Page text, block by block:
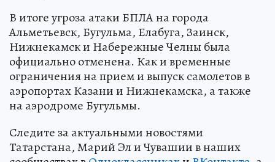
В итоге угроза атаки БПЛА на города
Альметьевск, Бугульма, Елабуга, Заинск,
Нижнекамск и Набережные Челны была
официально отменена. Как и временные
ограничения на прием и выпуск самолетов в
аэропортах Казани и Нижнекамска, а также
на аэродроме Бугульмы.
Следите за актуальными новостями
Татарстана, Марий Эл и Чувашии в наших